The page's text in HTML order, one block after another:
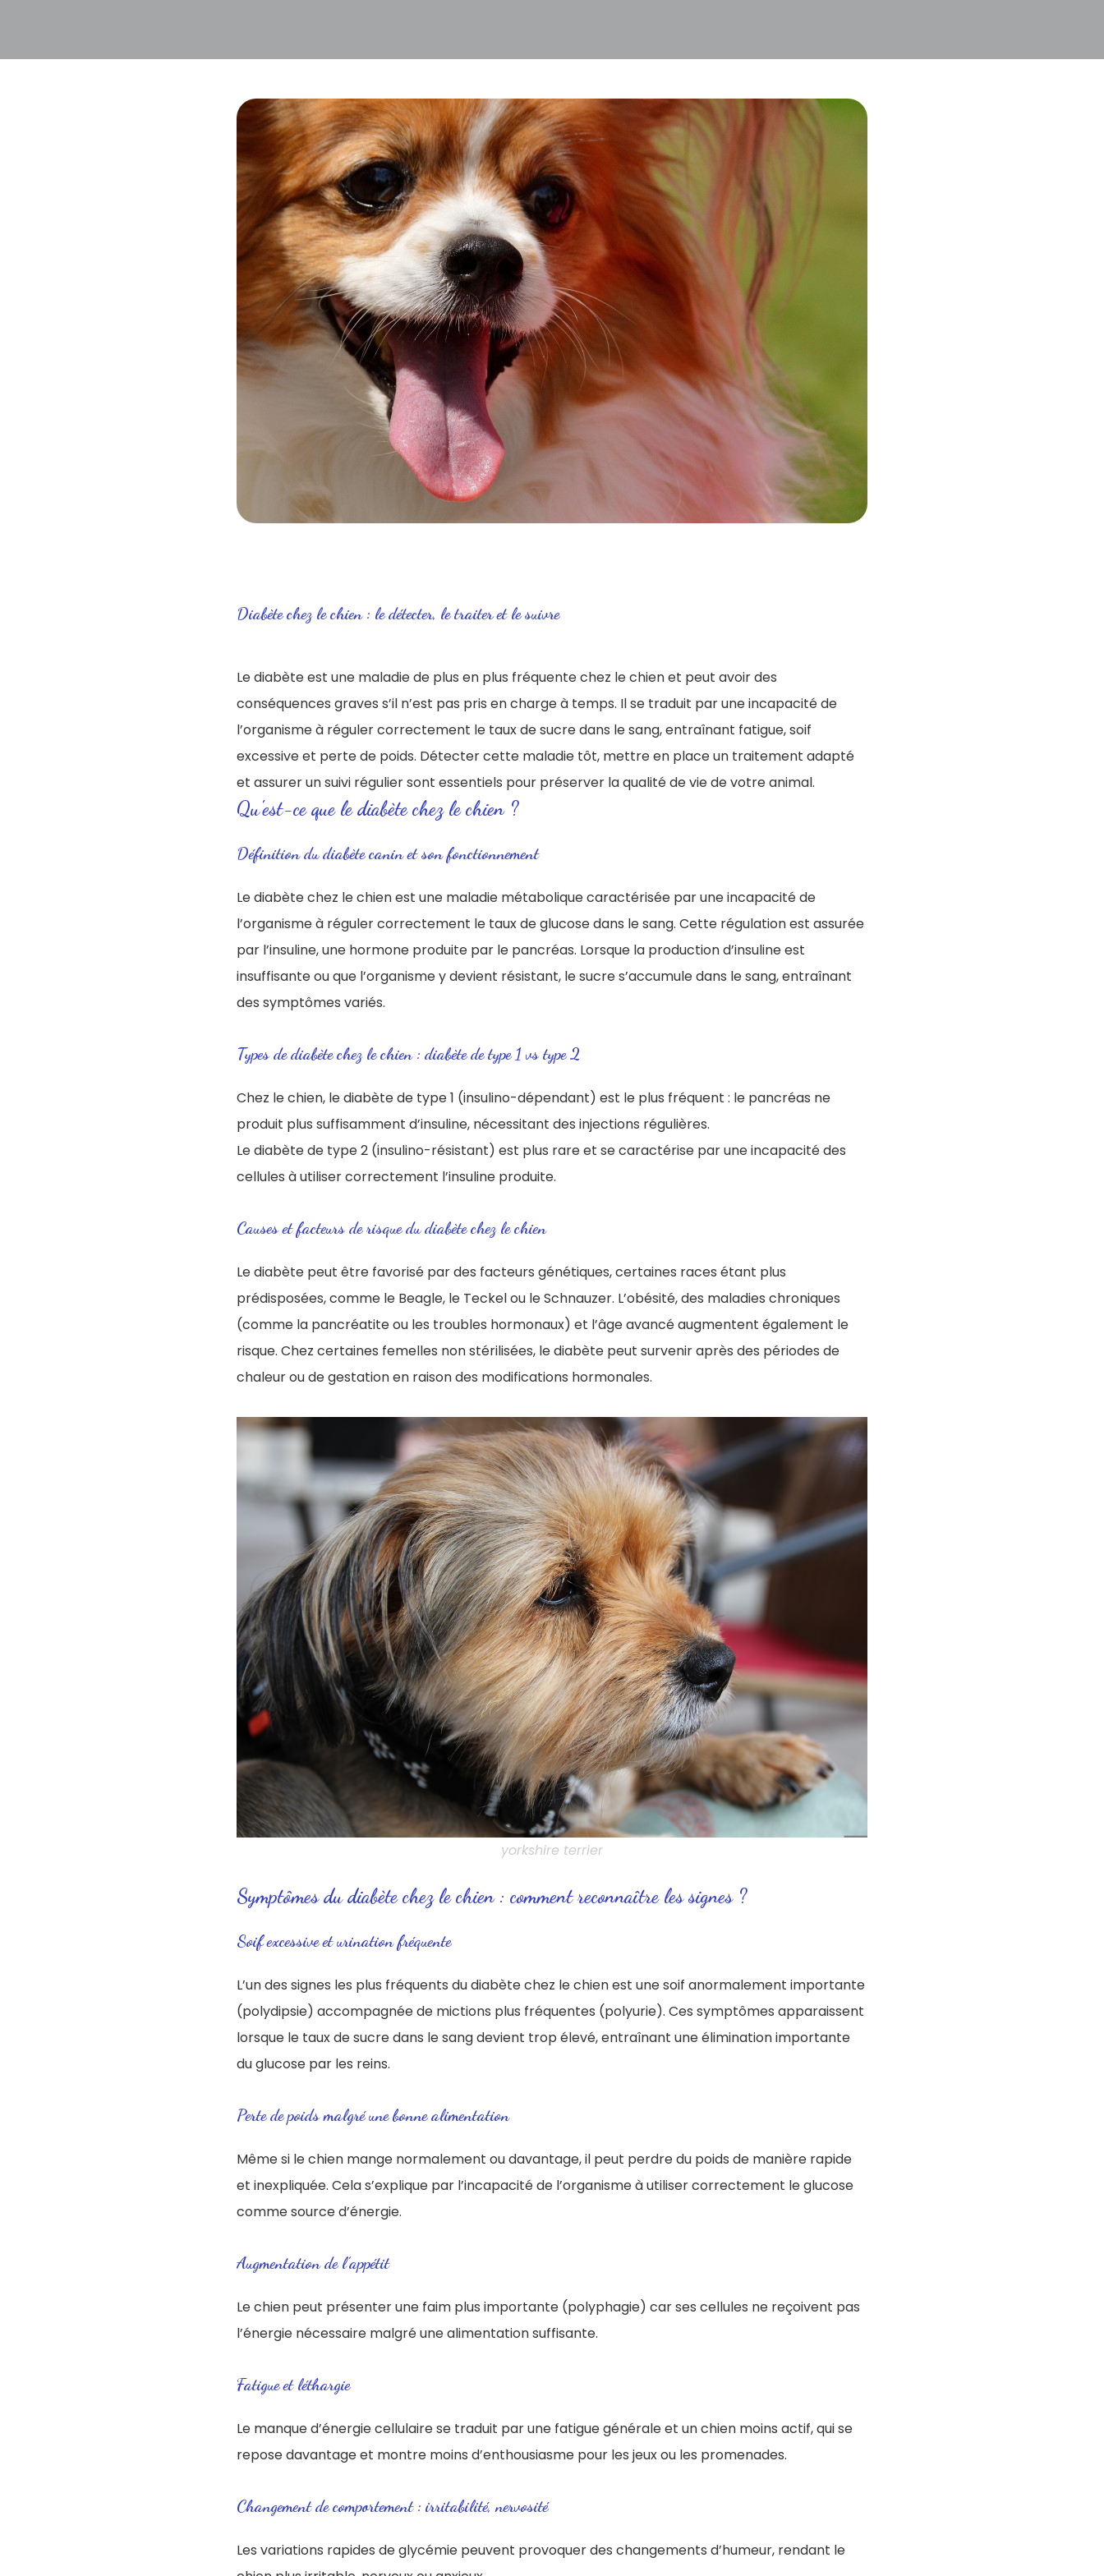
Diabète chez le chien : le détecter, le traiter et le suivre
Le diabète est une maladie de plus en plus fréquente chez le chien et peut avoir des
conséquences graves s’il n’est pas pris en charge à temps. Il se traduit par une incapacité de
l’organisme à réguler correctement le taux de sucre dans le sang, entraînant fatigue, soif
excessive et perte de poids. Détecter cette maladie tôt, mettre en place un traitement adapté
et assurer un suivi régulier sont essentiels pour préserver la qualité de vie de votre animal.
Qu'est-ce que le diabète chez le chien ?
Définition du diabète canin et son fonctionnement
Le diabète chez le chien est une maladie métabolique caractérisée par une incapacité de
l’organisme à réguler correctement le taux de glucose dans le sang. Cette régulation est assurée
par l’insuline, une hormone produite par le pancréas. Lorsque la production d’insuline est
insuffisante ou que l’organisme y devient résistant, le sucre s’accumule dans le sang, entraînant
des symptômes variés.
Types de diabète chez le chien : diabète de type 1 vs type 2
Chez le chien, le diabète de type 1 (insulino-dépendant) est le plus fréquent : le pancréas ne
produit plus suffisamment d’insuline, nécessitant des injections régulières.
Le diabète de type 2 (insulino-résistant) est plus rare et se caractérise par une incapacité des
cellules à utiliser correctement l’insuline produite.
Causes et facteurs de risque du diabète chez le chien
Le diabète peut être favorisé par des facteurs génétiques, certaines races étant plus
prédisposées, comme le Beagle, le Teckel ou le Schnauzer. L’obésité, des maladies chroniques
(comme la pancréatite ou les troubles hormonaux) et l’âge avancé augmentent également le
risque. Chez certaines femelles non stérilisées, le diabète peut survenir après des périodes de
chaleur ou de gestation en raison des modifications hormonales.
yorkshire terrier
Symptômes du diabète chez le chien : comment reconnaître les signes ?
Soif excessive et urination fréquente
L’un des signes les plus fréquents du diabète chez le chien est une soif anormalement importante
(polydipsie) accompagnée de mictions plus fréquentes (polyurie). Ces symptômes apparaissent
lorsque le taux de sucre dans le sang devient trop élevé, entraînant une élimination importante
du glucose par les reins.
Perte de poids malgré une bonne alimentation
Même si le chien mange normalement ou davantage, il peut perdre du poids de manière rapide
et inexpliquée. Cela s’explique par l’incapacité de l’organisme à utiliser correctement le glucose
comme source d’énergie.
Augmentation de l’appétit
Le chien peut présenter une faim plus importante (polyphagie) car ses cellules ne reçoivent pas
l’énergie nécessaire malgré une alimentation suffisante.
Fatigue et léthargie
Le manque d’énergie cellulaire se traduit par une fatigue générale et un chien moins actif, qui se
repose davantage et montre moins d’enthousiasme pour les jeux ou les promenades.
Changement de comportement : irritabilité, nervosité
Les variations rapides de glycémie peuvent provoquer des changements d’humeur, rendant le